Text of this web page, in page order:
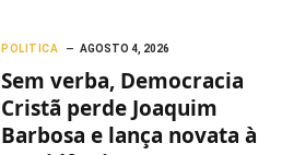
POLITICA AGOSTO 4, 2026
Sem verba, Democracia
Cristã perde Joaquim
Barbosa e lança novata à